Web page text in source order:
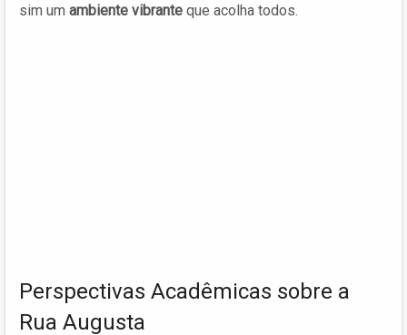
sim um ambiente vibrante que acolha todos.
Perspectivas Acadêmicas sobre a
Rua Augusta